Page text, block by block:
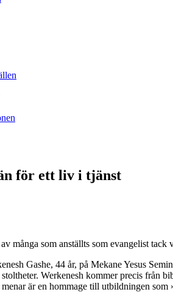
för ett liv i tjänst
många som anställts som evangelist
Gashe, 44 år, på Mekane Yesus
Werkenesh kommer precis från
är en hommage till utbildningen som